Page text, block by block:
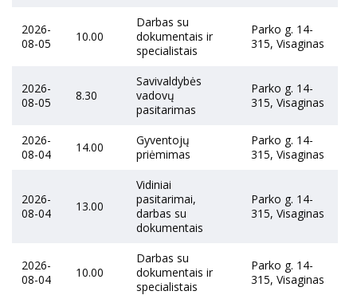
2026-
08-05
10.00
Darbas su
dokumentais ir
specialistais
Parko g. 14-
315, Visaginas
2026-
08-05
8.30
Savivaldybės
vadovų
pasitarimas
Parko g. 14-
315, Visaginas
2026-
08-04
14.00
Gyventojų
priėmimas
Parko g. 14-
315, Visaginas
2026-
08-04
13.00
Vidiniai
pasitarimai,
darbas su
dokumentais
Parko g. 14-
315, Visaginas
2026-
08-04
10.00
Darbas su
dokumentais ir
specialistais
Parko g. 14-
315, Visaginas